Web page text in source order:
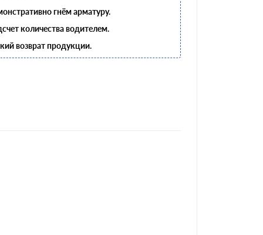
гнём арматуру.
количества водителем.
возврат продукции.